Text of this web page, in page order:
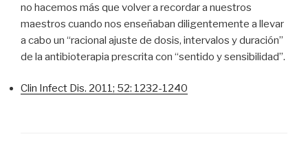
no hacemos más que volver a recordar a nuestros
maestros cuando nos enseñaban diligentemente a llevar
a cabo un “racional ajuste de dosis, intervalos y duración”
de la antibioterapia prescrita con “sentido y sensibilidad”.
Clin Infect Dis. 2011; 52: 1232-1240